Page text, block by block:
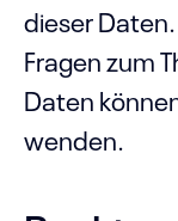
dieser
Fragen zum
Daten
wenden.